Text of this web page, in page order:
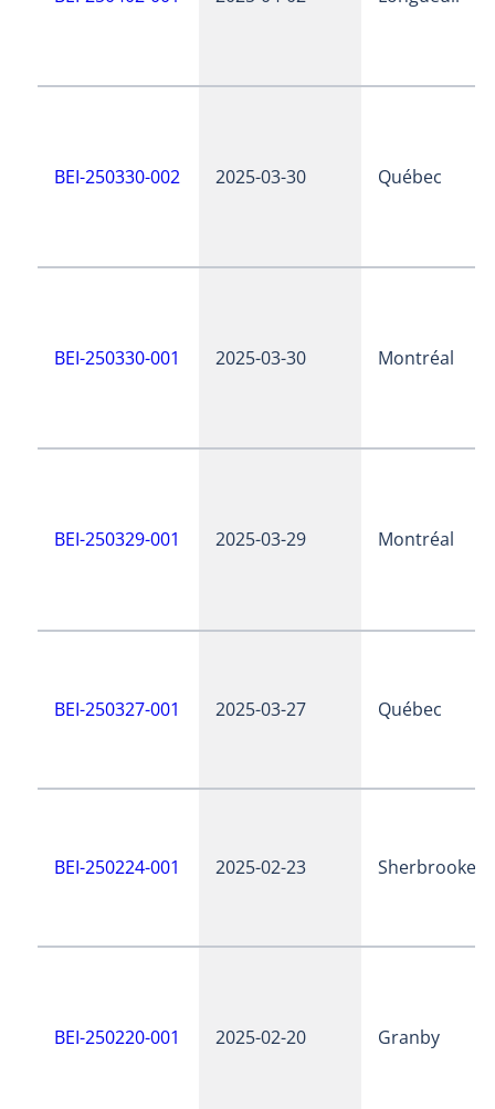
BEI-250330-002 2025-03-30 Québec
BEI-250330-001 2025-03-30 Montréal
BEI-250329-001 2025-03-29 Montréal
BEI-250327-001 2025-03-27 Québec
BEI-250224-001 2025-02-23 Sherbrooke
BEI-250220-001 2025-02-20 Granby